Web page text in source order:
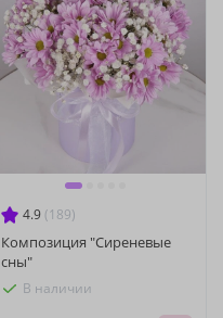
4.9 (189)
Композиция "Сиреневые
сны"
В наличии